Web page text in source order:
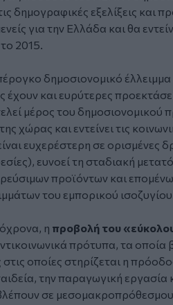
δημογραφικές εξελίξεις και
για την Ελλάδα και θα
2015.
δημοσιονομικό
έχουν και ευρύτερες
μέρος του δημοσιονομικού
χώρας και εντείνει τις
ευχερέστερη σε ορισμένες
ευνοεί τη σταδιακή
προϊόντων και
του εμπορικού
η προβολή του
πρότυπα, τα οποία
στις οποίες στηρίζεται η
την παραγωγική εργασία
σε